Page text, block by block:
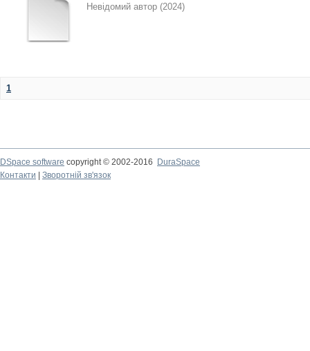
Невідомий автор (2024)
1
DSpace software copyright © 2002-2016
DuraSpace
Контакти
Зворотній зв'язок